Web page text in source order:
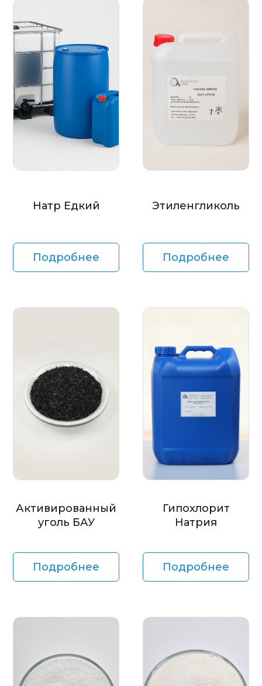
Натр Едкий
Подробнее
Этиленгликоль
Подробнее
Активированный
уголь БАУ
Подробнее
Гипохлорит
Натрия
Подробнее